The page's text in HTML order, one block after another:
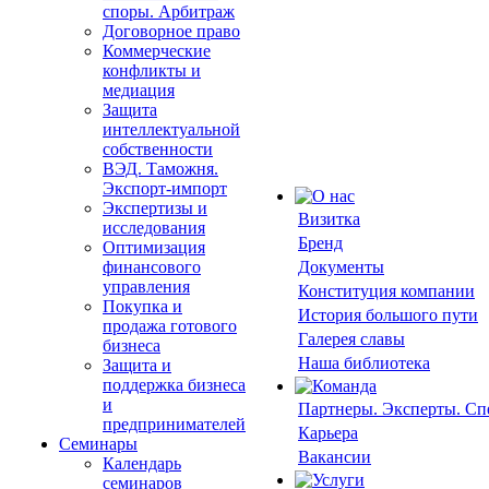
споры. Арбитраж
Договорное право
Коммерческие
конфликты и
медиация
Защита
интеллектуальной
собственности
ВЭД. Таможня.
Экспорт-импорт
Экспертизы и
исследования
Оптимизация
финансового
управления
Покупка и
продажа готового
бизнеса
Защита и
поддержка бизнеса
и
предпринимателей
Семинары
Календарь
семинаров
Визитка
Бренд
Документы
Конституция компании
История большого пути
Галерея славы
Наша библиотека
Партнеры. Эксперты.
Карьера
Вакансии